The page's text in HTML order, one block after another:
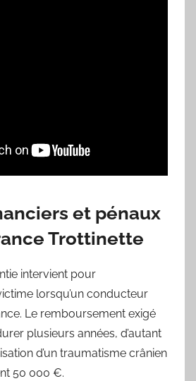
et pénaux
Trottinette
intervient pour
lorsqu’un conducteur
Le remboursement exigé
plusieurs années, d’autant
d’un traumatisme crânien
50 000 €.